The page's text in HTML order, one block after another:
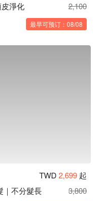
淨化
2,100
最早可预订：08/08
TWD 2,699 起
｜不分髮長
3,800